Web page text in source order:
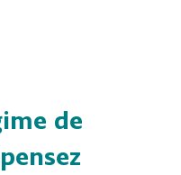
de